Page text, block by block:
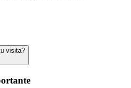
visita?